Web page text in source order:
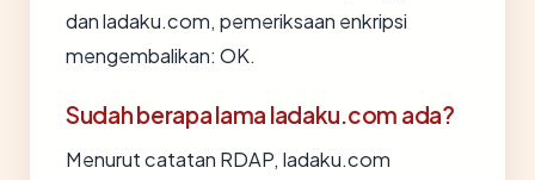
dan ladaku.com, pemeriksaan enkripsi
mengembalikan: OK.
Sudah berapa lama ladaku.com ada?
Menurut catatan RDAP, ladaku.com